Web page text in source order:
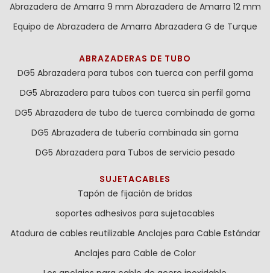
Abrazadera de Amarra 9 mm Abrazadera de Amarra 12 mm
Equipo de Abrazadera de Amarra Abrazadera G de Turque
ABRAZADERAS DE TUBO
DG5 Abrazadera para tubos con tuerca con perfil goma
DG5 Abrazadera para tubos con tuerca sin perfil goma
DG5 Abrazadera de tubo de tuerca combinada de goma
DG5 Abrazadera de tubería combinada sin goma
DG5 Abrazadera para Tubos de servicio pesado
SUJETACABLES
Tapón de fijación de bridas
soportes adhesivos para sujetacables
Atadura de cables reutilizable Anclajes para Cable Estándar
Anclajes para Cable de Color